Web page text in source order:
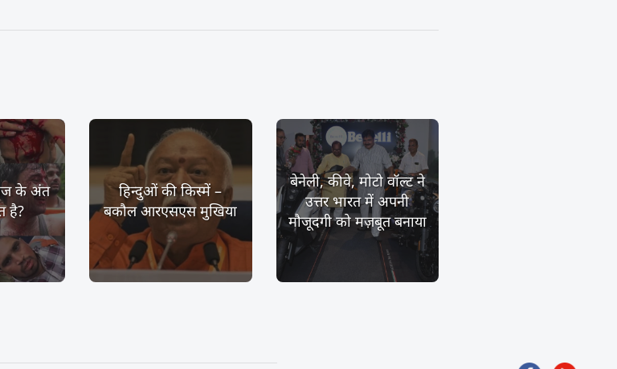
के अंत
है?
हिन्दुओं की किस्में –
बकौल आरएसएस मुखिया
बेनेली, कीवे, मोटो वॉल्ट ने
उत्तर भारत में अपनी
मौजूदगी को मज़बूत बनाया